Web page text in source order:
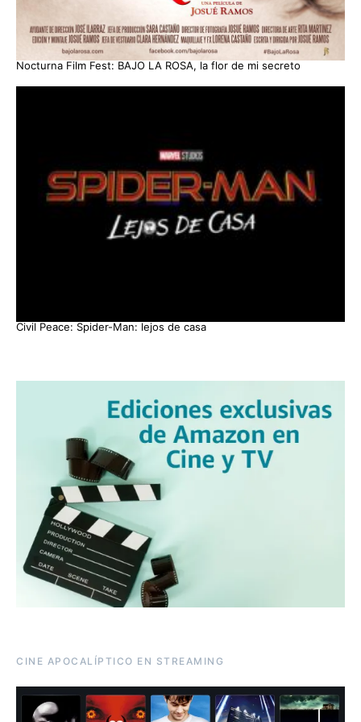
Nocturna Film Fest: BAJO LA ROSA, la flor de mi secreto
Civil Peace: Spider-Man: lejos de casa
CINE APOCALÍPTICO EN STREAMING